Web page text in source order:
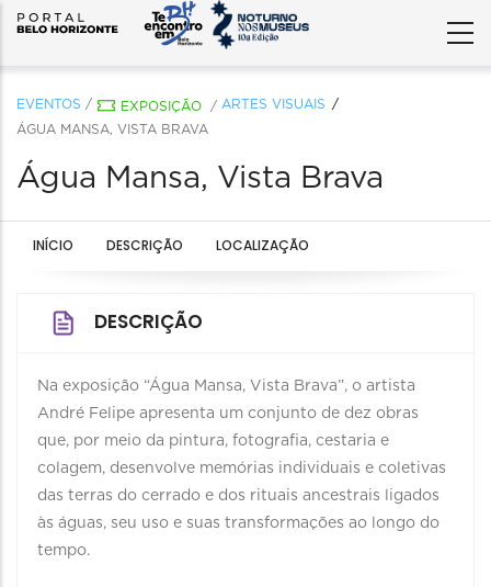
EVENTOS / EXPOSIÇÃO / ARTES VISUAIS
ÁGUA MANSA, VISTA BRAVA
Água Mansa, Vista Brava
INÍCIO DESCRIÇÃO LOCALIZAÇÃO
DESCRIÇÃO
Na exposição “Água Mansa, Vista Brava”, o artista
André Felipe apresenta um conjunto de dez obras
que, por meio da pintura, fotografia, cestaria e
colagem, desenvolve memórias individuais e coletivas
das terras do cerrado e dos rituais ancestrais ligados
às águas, seu uso e suas transformações ao longo do
tempo.